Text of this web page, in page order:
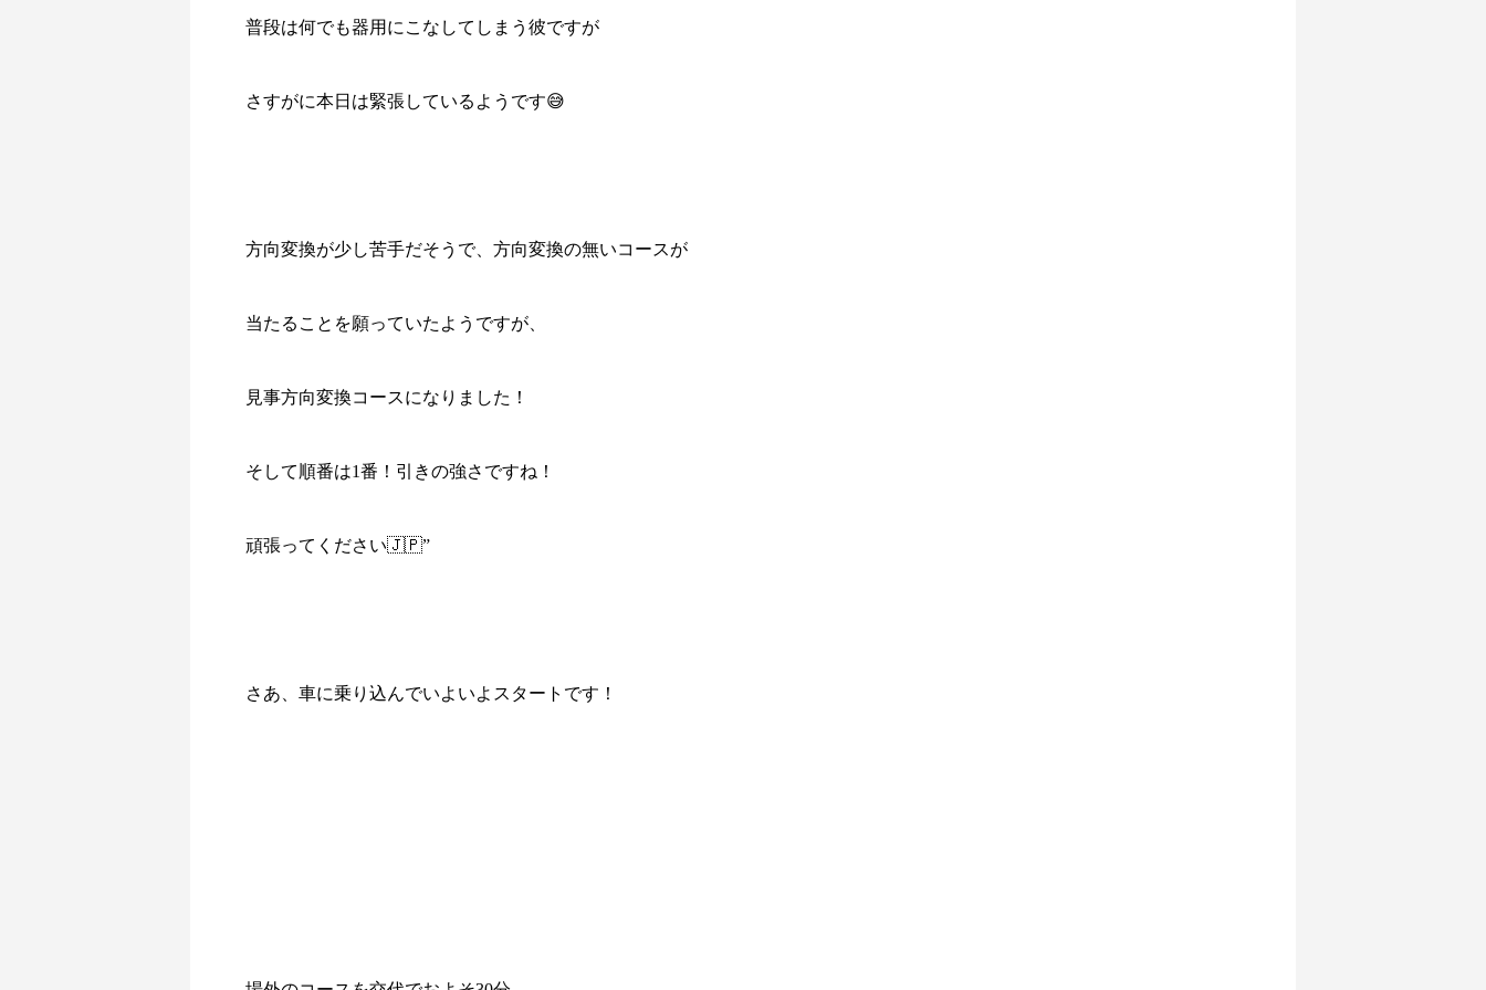
普段は何でも器用にこなしてしまう彼ですが
さすがに本日は緊張しているようです😅
方向変換が少し苦手だそうで、方向変換の無いコースが
当たることを願っていたようですが、
見事方向変換コースになりました！
そして順番は1番！引きの強さですね！
頑張ってください🇯🇵”
さあ、車に乗り込んでいよいよスタートです！